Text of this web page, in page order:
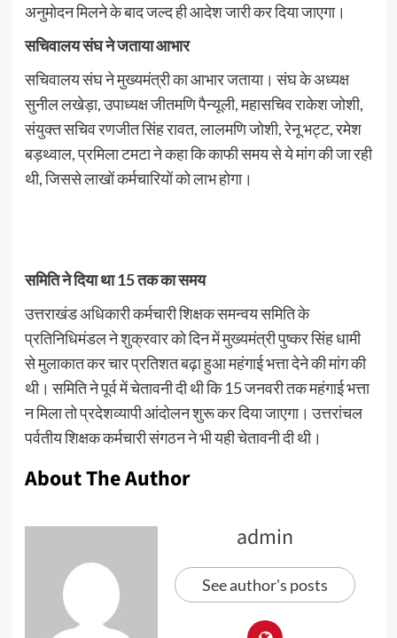
अनुमोदन मिलने के बाद जल्द ही आदेश जारी कर दिया जाएगा।
सचिवालय संघ ने जताया आभार
सचिवालय संघ ने मुख्यमंत्री का आभार जताया। संघ के अध्यक्ष
सुनील लखेड़ा, उपाध्यक्ष जीतमणि पैन्यूली, महासचिव राकेश जोशी,
संयुक्त सचिव रणजीत सिंह रावत, लालमणि जोशी, रेनू भट्ट, रमेश
बड़थ्वाल, प्रमिला टमटा ने कहा कि काफी समय से ये मांग की जा रही
थी, जिससे लाखों कर्मचारियों को लाभ होगा।
समिति ने दिया था 15 तक का समय
उत्तराखंड अधिकारी कर्मचारी शिक्षक समन्वय समिति के
प्रतिनिधिमंडल ने शुक्रवार को दिन में मुख्यमंत्री पुष्कर सिंह धामी
से मुलाकात कर चार प्रतिशत बढ़ा हुआ महंगाई भत्ता देने की मांग की
थी। समिति ने पूर्व में चेतावनी दी थी कि 15 जनवरी तक महंगाई भत्ता
न मिला तो प्रदेशव्यापी आंदोलन शुरू कर दिया जाएगा। उत्तरांचल
पर्वतीय शिक्षक कर्मचारी संगठन ने भी यही चेतावनी दी थी।
About The Author
admin
See author's posts